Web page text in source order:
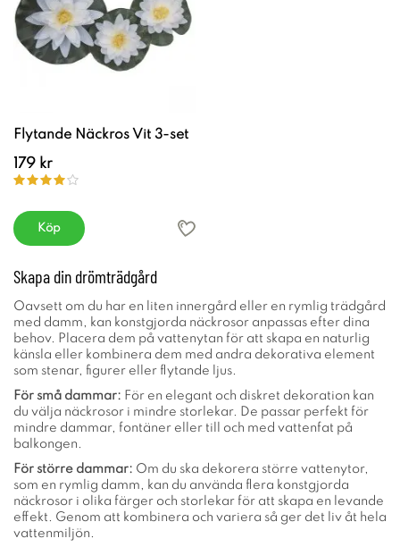
Flytande Näckros Vit 3-set
179 kr
Köp
Skapa din drömträdgård
Oavsett om du har en liten innergård eller en rymlig trädgård
med damm, kan konstgjorda näckrosor anpassas efter dina
behov. Placera dem på vattenytan för att skapa en naturlig
känsla eller kombinera dem med andra dekorativa element
som stenar, figurer eller flytande ljus.
För små dammar: För en elegant och diskret dekoration kan
du välja näckrosor i mindre storlekar. De passar perfekt för
mindre dammar, fontäner eller till och med vattenfat på
balkongen.
För större dammar: Om du ska dekorera större vattenytor,
som en rymlig damm, kan du använda flera konstgjorda
näckrosor i olika färger och storlekar för att skapa en levande
effekt. Genom att kombinera och variera så ger det liv åt hela
vattenmiljön.